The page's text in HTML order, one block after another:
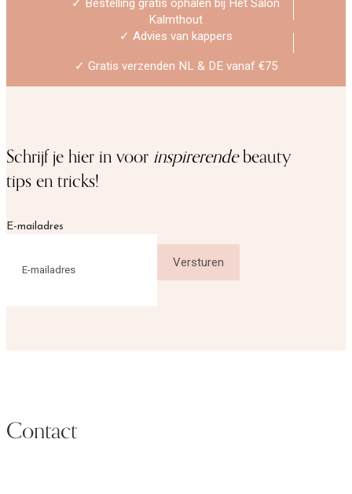
✓ Bestelling gratis ophalen bij Het Salon
Kalmthout
✓ Advies van kappers
✓ Gratis verzenden NL & DE vanaf €75
Schrijf je hier in voorinspirerendebeauty
tips en tricks!
E-mailadres
Contact